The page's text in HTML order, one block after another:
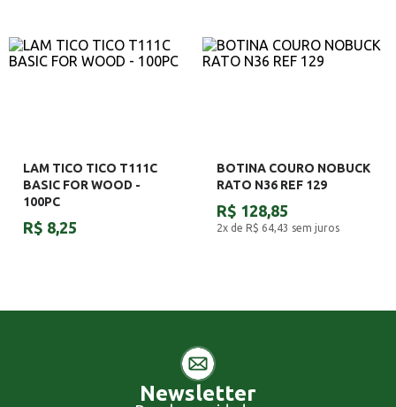
LAM TICO TICO T111C
BASIC FOR WOOD -
100PC
R$ 8,25
BOTINA COURO NOBUCK
RATO N36 REF 129
R$ 128,85
2x de R$ 64,43 sem juros
Newsletter